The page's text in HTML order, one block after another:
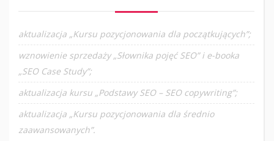
aktualizacja „Kursu pozycjonowania dla początkujących”;
wznowienie sprzedaży „Słownika pojęć SEO” i e-booka
„SEO Case Study”;
aktualizacja kursu „Podstawy SEO – SEO copywriting”;
aktualizacja „Kursu pozycjonowania dla średnio
zaawansowanych”.